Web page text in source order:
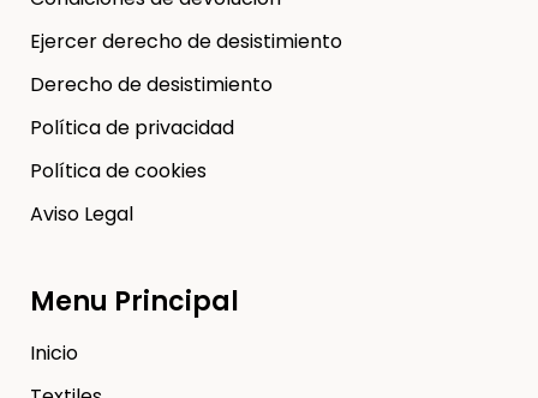
Ejercer derecho de desistimiento
Derecho de desistimiento
Política de privacidad
Política de cookies
Aviso Legal
Menu Principal
Inicio